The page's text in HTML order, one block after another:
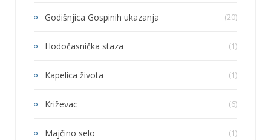
Godišnjica Gospinih ukazanja (20)
Hodočasnička staza (1)
Kapelica života (1)
Križevac (6)
Majčino selo (1)